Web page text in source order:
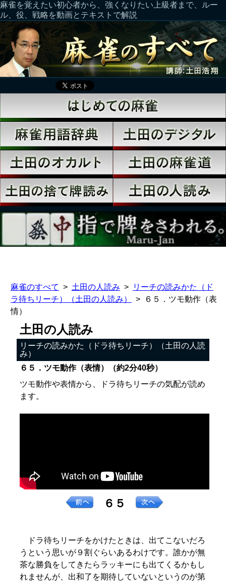
麻雀を覚えたい初心者から、強くなりたい上級者まで、ルー
ル、役、戦略を動画とテキストで解説
麻雀のすべて 土田の人読み
リーチの読みかた（ド
ラ待ちリーチ）（土田の人読み）
６５．ツモ動作（表
情）
土田の人読み
リーチの読みかた（ドラ待ちリーチ）（土田の人読
み）
６５．ツモ動作（表情）（約2分40秒）
ツモ動作や表情から、ドラ待ちリーチの気配が読め
ます。
６５
ドラ待ちリーチをかけたときは、出てこないだろ
うという思いが９割ぐらいあるわけです。誰かが無
茶な勝負をしてきたらラッキーにも出てくるかもし
れませんが、出和了を期待していないというのが第